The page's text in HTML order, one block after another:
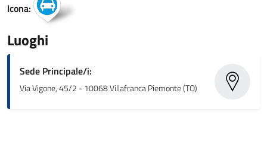
Icona:
Luoghi
Sede Principale/i:
Via Vigone, 45/2 - 10068 Villafranca Piemonte (TO)